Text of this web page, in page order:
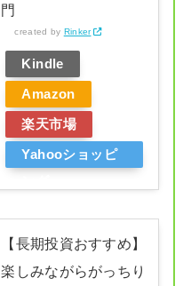
門
created by Rinker
Kindle
Amazon
楽天市場
Yahooショッピ
【長期投資おすすめ】
楽しみながらがっちり